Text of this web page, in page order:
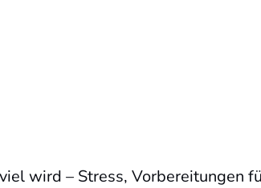
wird – Stress, Vorbereitungen